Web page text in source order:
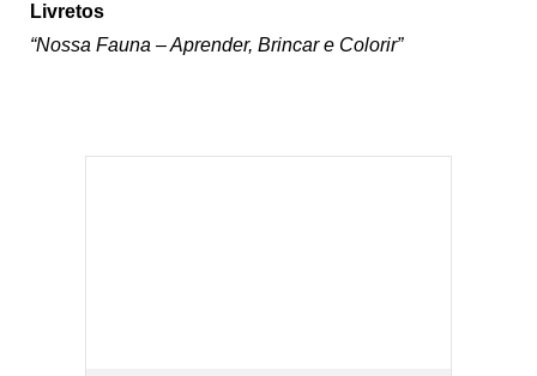
Livretos
“Nossa Fauna – Aprender, Brincar e Colorir”